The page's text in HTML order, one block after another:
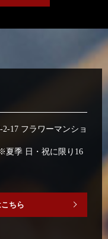
17 フラワーマンショ
夏季 日・祝に限り16
ちら